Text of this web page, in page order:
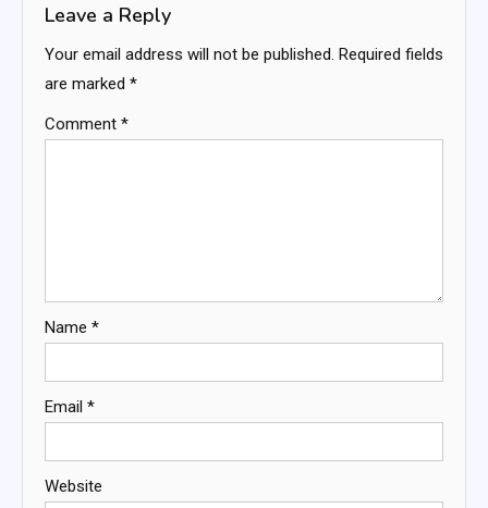
Leave a Reply
Your email address will not be published. Required fields
are marked *
Comment *
Name *
Email *
Website